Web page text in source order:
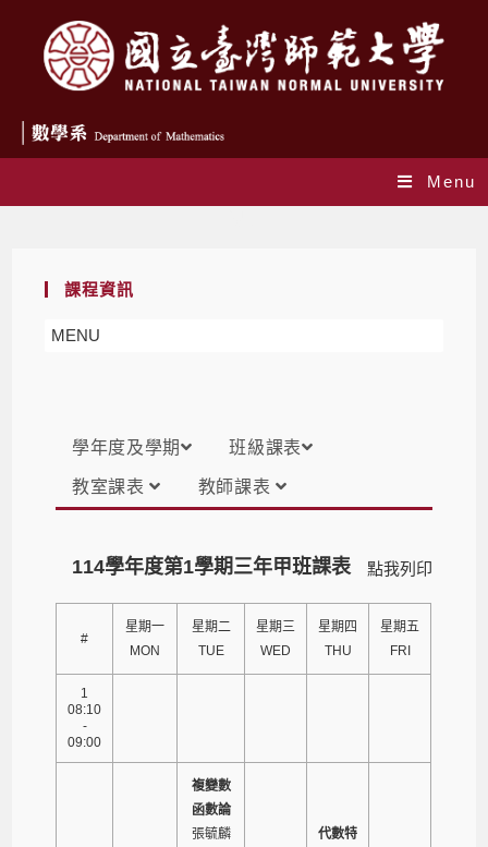
Menu
課程資訊
MENU
學年度及學期 班級課表
教室課表 教師課表
點我列印
114學年度第1學期三年甲班課表
#
星期一
MON
星期二
TUE
星期三
WED
星期四
THU
星期五
FRI
1
08:10
-
09:00
複變數
函數論
張毓麟
代數特